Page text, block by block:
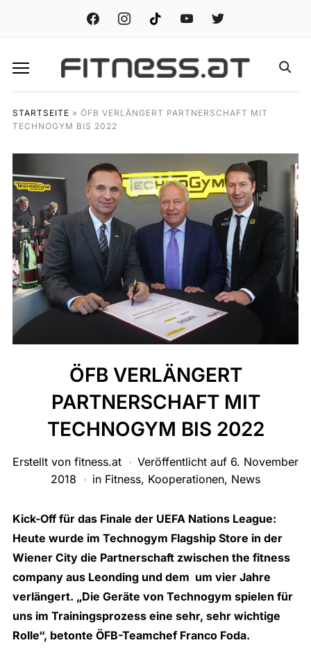
facebook instagramtiktok youtube twitter
STARTSEITE » ÖFB VERLÄNGERT PARTNERSCHAFT MIT
TECHNOGYM BIS 2022
ÖFB VERLÄNGERT
PARTNERSCHAFT MIT
TECHNOGYM BIS 2022
Erstellt von fitness.at Veröffentlicht auf 6. November
2018
in Fitness, Kooperationen, News
Kick-Off für das Finale der UEFA Nations League:
Heute wurde im Technogym Flagship Store in der
Wiener City die Partnerschaft zwischen the fitness
company aus Leonding und dem um vier Jahre
verlängert. „Die Geräte von Technogym spielen für
uns im Trainingsprozess eine sehr, sehr wichtige
Rolle“, betonte ÖFB-Teamchef Franco Foda.